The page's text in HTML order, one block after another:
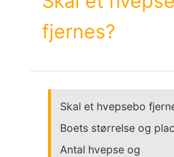
fjernes?
Skal et hvepsebo
Boets størrelse og
Antal hvepse og